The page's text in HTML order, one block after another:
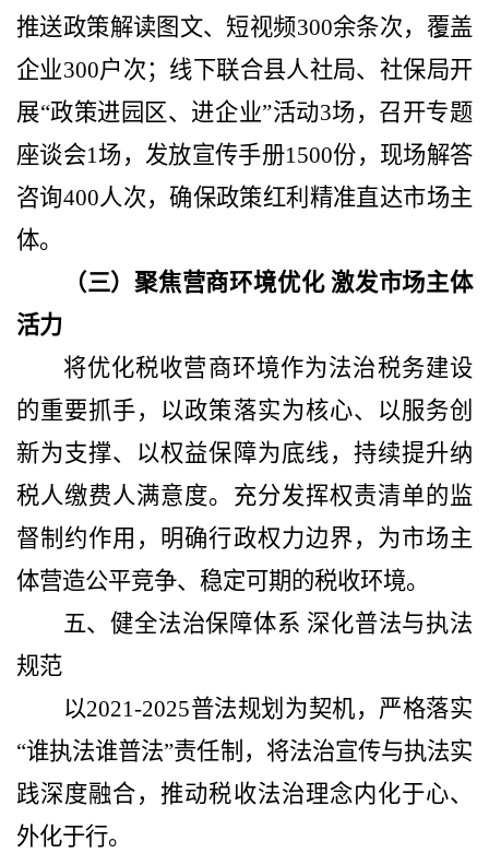
推送政策解读图文、短视频300余条次，覆盖
企业300户次；线下联合县人社局、社保局开
展“政策进园区、进企业”活动3场，召开专题
座谈会1场，发放宣传手册1500份，现场解答
咨询400人次，确保政策红利精准直达市场主
体。
（三）聚焦营商环境优化 激发市场主体
活力
将优化税收营商环境作为法治税务建设
的重要抓手，以政策落实为核心、以服务创
新为支撑、以权益保障为底线，持续提升纳
税人缴费人满意度。充分发挥权责清单的监
督制约作用，明确行政权力边界，为市场主
体营造公平竞争、稳定可期的税收环境。
五、健全法治保障体系 深化普法与执法
规范
以2021-2025普法规划 为契机，严格落实
“谁执法谁普法”责任制，将法治宣传与执法实
践深度融合，推动税收法治理念内化于心、
外化于行。